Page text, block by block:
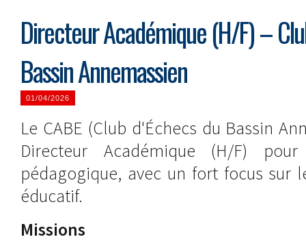
Directeur Académique (H/F) –
Bassin Annemassien
01/04/2026
Le CABE (Club d'Échecs du Bassin
Directeur Académique (H/F)
pédagogique, avec un fort focus sur
éducatif.
Missions